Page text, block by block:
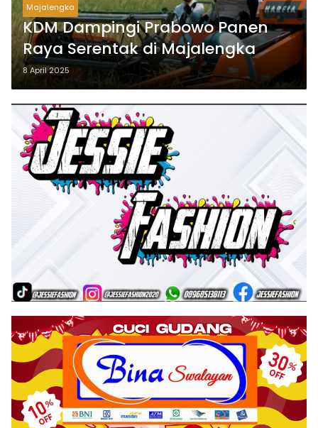
Majalengka
KDM Dampingi Prabowo Panen
Raya Serentak di Majalengka
8 April 2025